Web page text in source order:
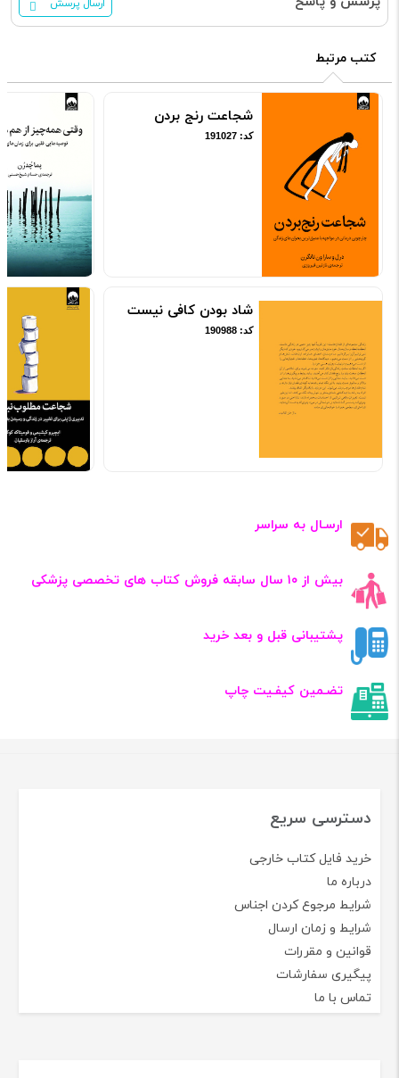
ارسال پرسش
کتب مرتبط
شجاعت رنج بردن
کد: 191027
شاد بودن کافی نیست
کد: 190988
ارسـال به سراسر
بیش از ۱۰ سال سابقه فروش کتاب‌ های تخصصی پزشکی
پشتیبانی قبل و بعد خرید
تضـمین کیفـیت چاپ
دسترسی سریع
خرید فایل کتاب خارجی
درباره ما
شرایط مرجوع کردن اجناس
شرایط و زمان ارسال
قوانین و مقررات
پیگیری سفارشات
تماس با ما